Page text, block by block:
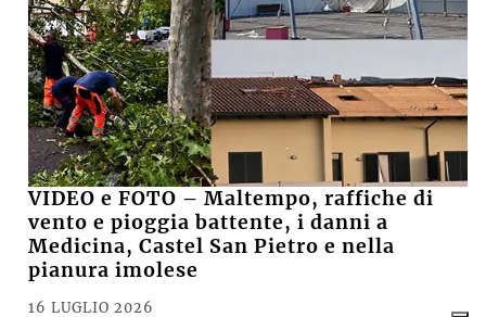
VIDEO e FOTO – Maltempo, raffiche di
vento e pioggia battente, i danni a
Medicina, Castel San Pietro e nella
pianura imolese
16 LUGLIO 2026